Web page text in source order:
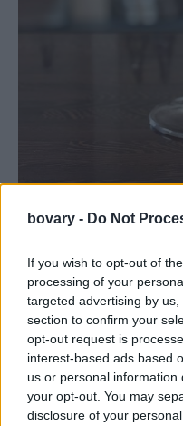
bovary - Do Not
If you wish to opt-out of
processing of your
targeted advertising by
section to confirm your
opt-out request is
interest-based ads based
us or personal
your opt-out. You may
disclosure of your
Sarti Spritz/Φωτογραφία
Με κλασικό βερνίκι:
Αφού λιμάρεις και
βάση (base coat). Στη
στρώσεις χρώματος και
σφράγισμα και λάμψη.
πριν περάσεις την επόμενη.